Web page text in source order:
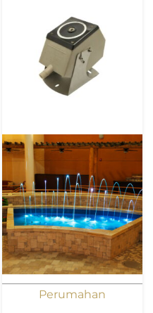
Perumahan